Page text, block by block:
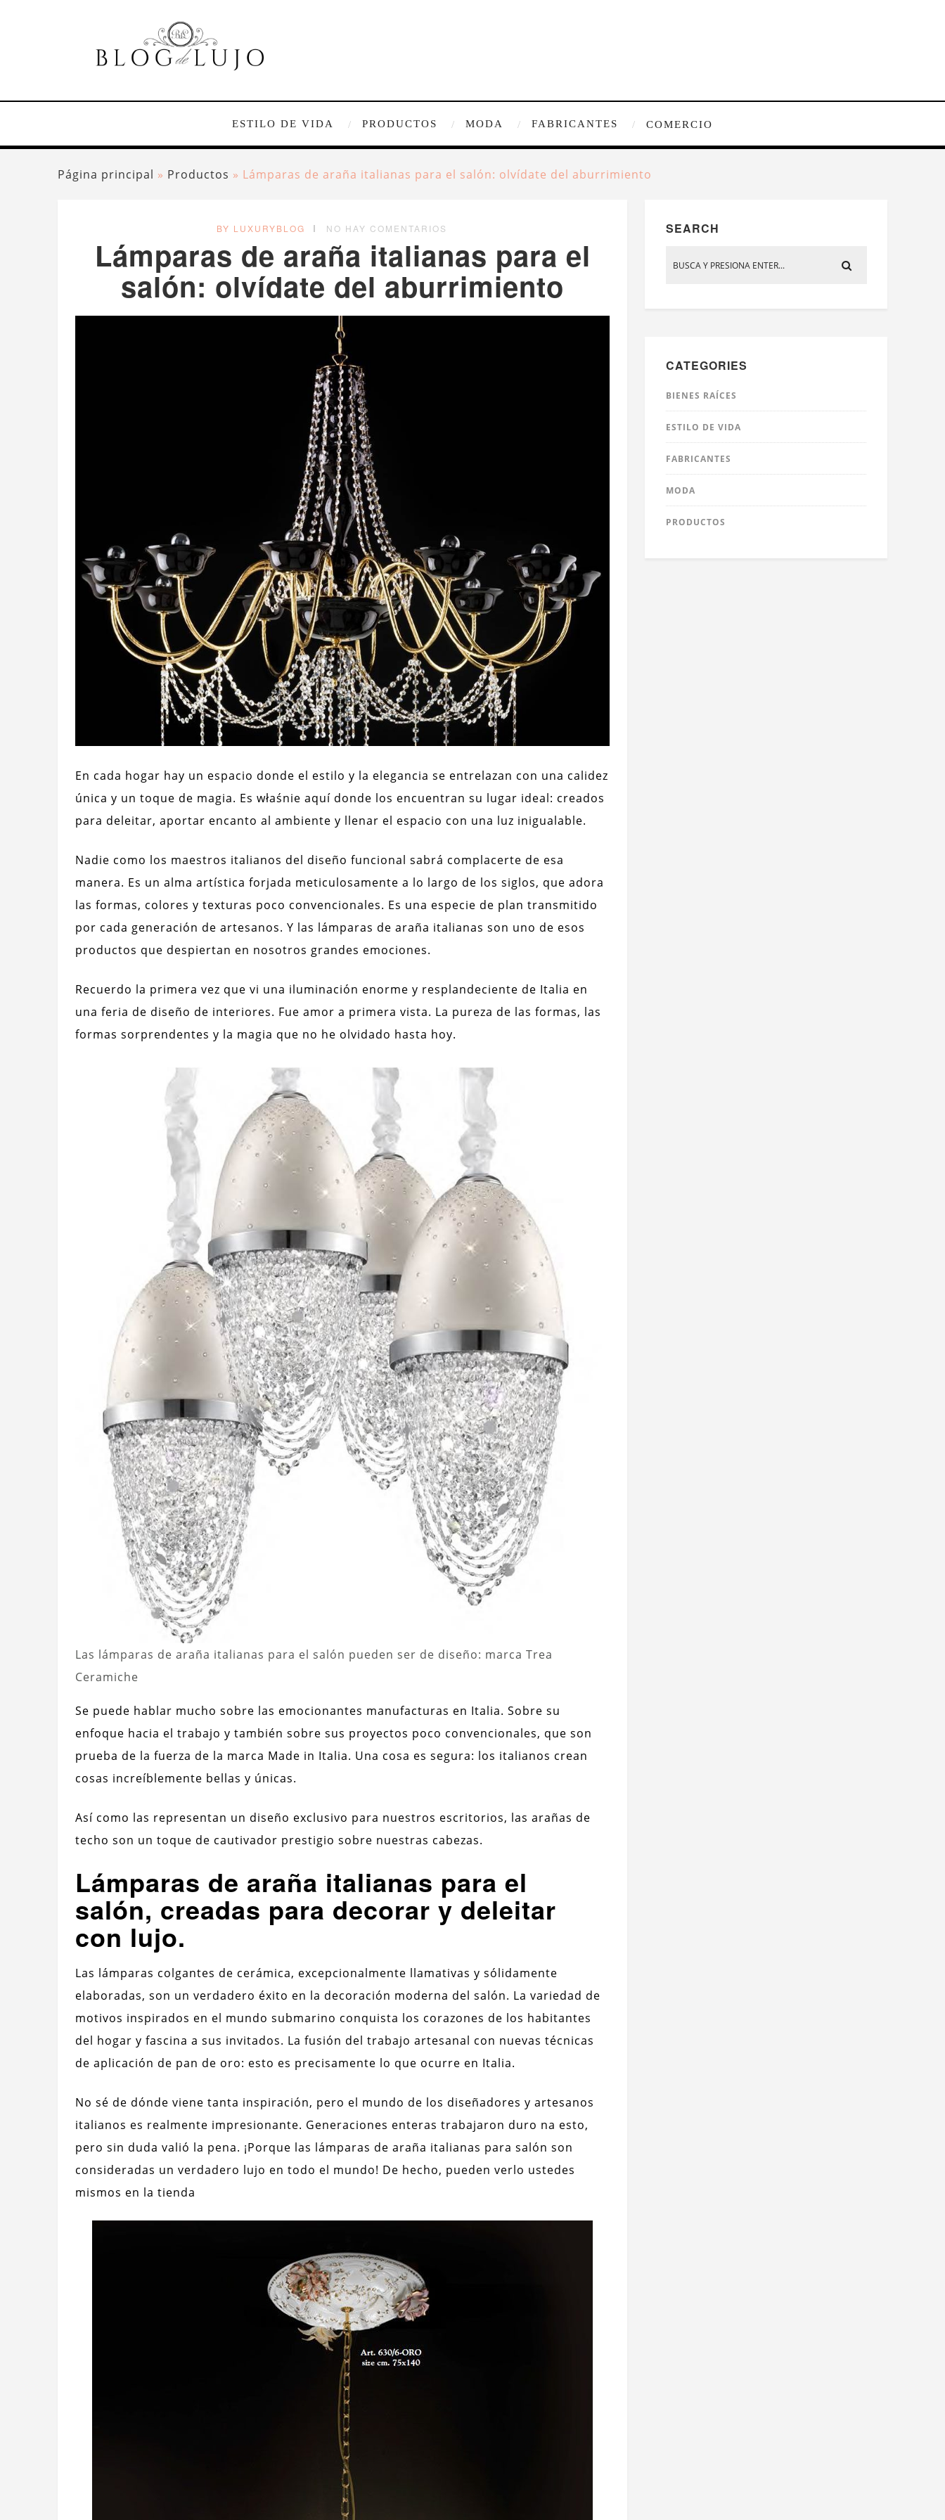
ESTILO DE VIDA PRODUCTOS MODA FABRICANTES COMERCIO
Página principal » Productos » Lámparas de araña italianas para el salón: olvídate del aburrimiento
BY LUXURYBLOG NO HAY COMENTARIOS
Lámparas de araña italianas para el
salón: olvídate del aburrimiento
En cada hogar hay un espacio donde el estilo y la elegancia se entrelazan con una calidez
única y un toque de magia. Es właśnie aquí donde los encuentran su lugar ideal: creados
para deleitar, aportar encanto al ambiente y llenar el espacio con una luz inigualable.
Nadie como los maestros italianos del diseño funcional sabrá complacerte de esa
manera. Es un alma artística forjada meticulosamente a lo largo de los siglos, que adora
las formas, colores y texturas poco convencionales. Es una especie de plan transmitido
por cada generación de artesanos. Y las lámparas de araña italianas son uno de esos
productos que despiertan en nosotros grandes emociones.
Recuerdo la primera vez que vi una iluminación enorme y resplandeciente de Italia en
una feria de diseño de interiores. Fue amor a primera vista. La pureza de las formas, las
formas sorprendentes y la magia que no he olvidado hasta hoy.
Las lámparas de araña italianas para el salón pueden ser de diseño: marca Trea
Ceramiche
Se puede hablar mucho sobre las emocionantes manufacturas en Italia. Sobre su
enfoque hacia el trabajo y también sobre sus proyectos poco convencionales, que son
prueba de la fuerza de la marca Made in Italia. Una cosa es segura: los italianos crean
cosas increíblemente bellas y únicas.
Así como las representan un diseño exclusivo para nuestros escritorios, las arañas de
techo son un toque de cautivador prestigio sobre nuestras cabezas.
Lámparas de araña italianas para el
salón, creadas para decorar y deleitar
con lujo.
Las lámparas colgantes de cerámica, excepcionalmente llamativas y sólidamente
elaboradas, son un verdadero éxito en la decoración moderna del salón. La variedad de
motivos inspirados en el mundo submarino conquista los corazones de los habitantes
del hogar y fascina a sus invitados. La fusión del trabajo artesanal con nuevas técnicas
de aplicación de pan de oro: esto es precisamente lo que ocurre en Italia.
No sé de dónde viene tanta inspiración, pero el mundo de los diseñadores y artesanos
italianos es realmente impresionante. Generaciones enteras trabajaron duro na esto,
pero sin duda valió la pena. ¡Porque las lámparas de araña italianas para salón son
consideradas un verdadero lujo en todo el mundo! De hecho, pueden verlo ustedes
mismos en la tienda
SEARCH
CATEGORIES
BIENES RAÍCES
ESTILO DE VIDA
FABRICANTES
MODA
PRODUCTOS